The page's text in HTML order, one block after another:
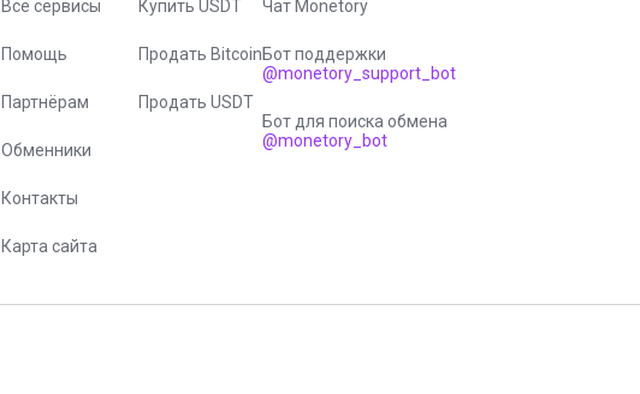
Все сервисы
Помощь
Партнёрам
Обменники
Контакты
Карта сайта
Купить USDT
Продать Bitcoin
Продать USDT
Чат Monetory
Бот поддержки
@monetory_support_bot
Бот для поиска обмена
@monetory_bot